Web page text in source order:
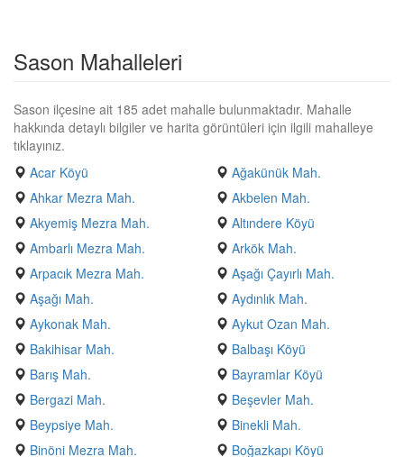
Sason Mahalleleri
Sason ilçesine ait 185 adet mahalle bulunmaktadır. Mahalle
hakkında detaylı bilgiler ve harita görüntüleri için ilgili mahalleye
tıklayınız.
Acar Köyü
Ağakünük Mah.
Ahkar Mezra Mah.
Akbelen Mah.
Akyemiş Mezra Mah.
Altındere Köyü
Ambarlı Mezra Mah.
Arkök Mah.
Arpacık Mezra Mah.
Aşağı Çayırlı Mah.
Aşağı Mah.
Aydınlık Mah.
Aykonak Mah.
Aykut Ozan Mah.
Bakihisar Mah.
Balbaşı Köyü
Barış Mah.
Bayramlar Köyü
Bergazi Mah.
Beşevler Mah.
Beypsiye Mah.
Binekli Mah.
Binöni Mezra Mah.
Boğazkapı Köyü